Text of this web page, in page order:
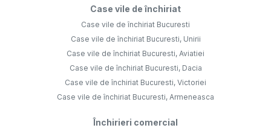
Case vile de închiriat
Case vile de închiriat Bucuresti
Case vile de închiriat Bucuresti, Unirii
Case vile de închiriat Bucuresti, Aviatiei
Case vile de închiriat Bucuresti, Dacia
Case vile de închiriat Bucuresti, Victoriei
Case vile de închiriat Bucuresti, Armeneasca
Închirieri comercial